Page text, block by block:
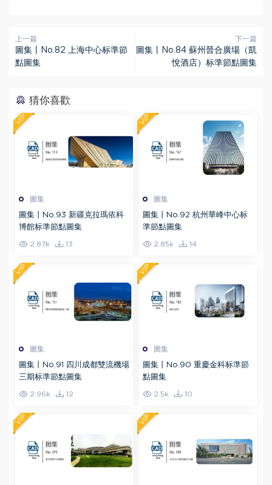
上一篇
圖集丨No.82 上海中心标準節
點圖集
下一篇
圖集丨No.84 蘇州晉合廣場（凱
悅酒店）标準節點圖集
猜你喜歡
圖集
圖集丨No.93 新疆克拉瑪依科
博館标準節點圖集
2.87k 13
VIP
圖集
圖集丨No.92 杭州華峰中心标
準節點圖集
2.85k 14
VIP
圖集
圖集丨No.91 四川成都雙流機場
三期标準節點圖集
2.96k 12
VIP
圖集
圖集丨No.90 重慶金科标準節
點圖集
2.5k 10
VIP
VIP VIP